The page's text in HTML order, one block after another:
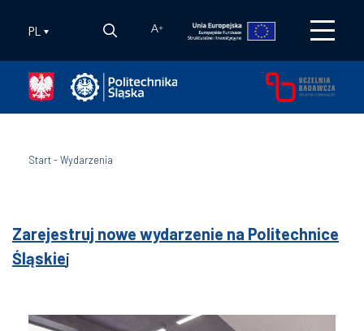
PL A+
Start-Wydarzenia
Zarejestruj nowe wydarzenie na Politechnice
Śląskiej